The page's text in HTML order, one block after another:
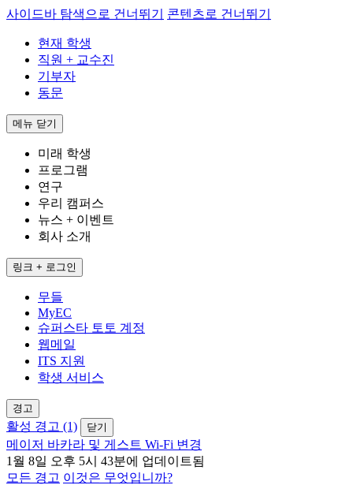
사이드바 탐색으로 건너뛰기 콘텐츠로 건너뛰기
현재 학생
직원 + 교수진
기부자
동문
메뉴 닫기
미래 학생
프로그램
연구
우리 캠퍼스
뉴스 + 이벤트
회사 소개
링크 + 로그인
무들
MyEC
슈퍼스타 토토 계정
웹메일
ITS 지원
학생 서비스
경고
활성 경고 (1) 닫기
메이저 바카라 및 게스트 Wi-Fi 변경
1월 8일 오후 5시 43분에 업데이트됨
모든 경고 이것은 무엇입니까?